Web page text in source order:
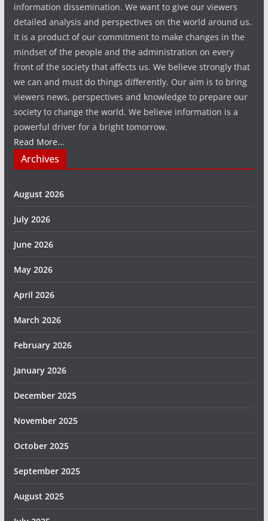
information dissemination. We want to give our viewers
detailed analysis and perspectives on the world around us.
It is a product of our commitment to make changes in the
mindset of the people and the administration on every
front of the society that affects us. We believe strongly that
we can and must do things differently. Our aim is to bring
viewers news, perspectives and knowledge to prepare our
society to change the world. We believe information is a
powerful driver for a bright tomorrow.
Read More...
Archives
August 2026
July 2026
June 2026
May 2026
April 2026
March 2026
February 2026
January 2026
December 2025
November 2025
October 2025
September 2025
August 2025